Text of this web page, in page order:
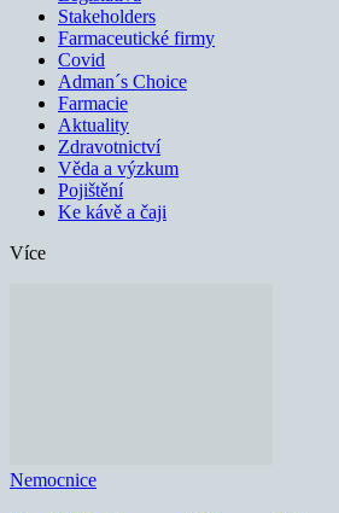
Stakeholders
Farmaceutické firmy
Covid
Adman´s Choice
Farmacie
Aktuality
Zdravotnictví
Věda a výzkum
Pojištění
Ke kávě a čaji
Více
Nemocnice